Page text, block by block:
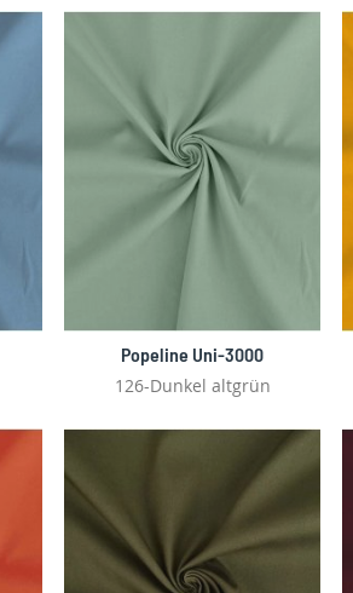
Popeline Uni-3000
126-Dunkel altgrün